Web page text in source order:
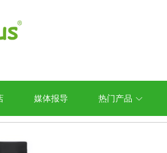
媒体报导 热门产品